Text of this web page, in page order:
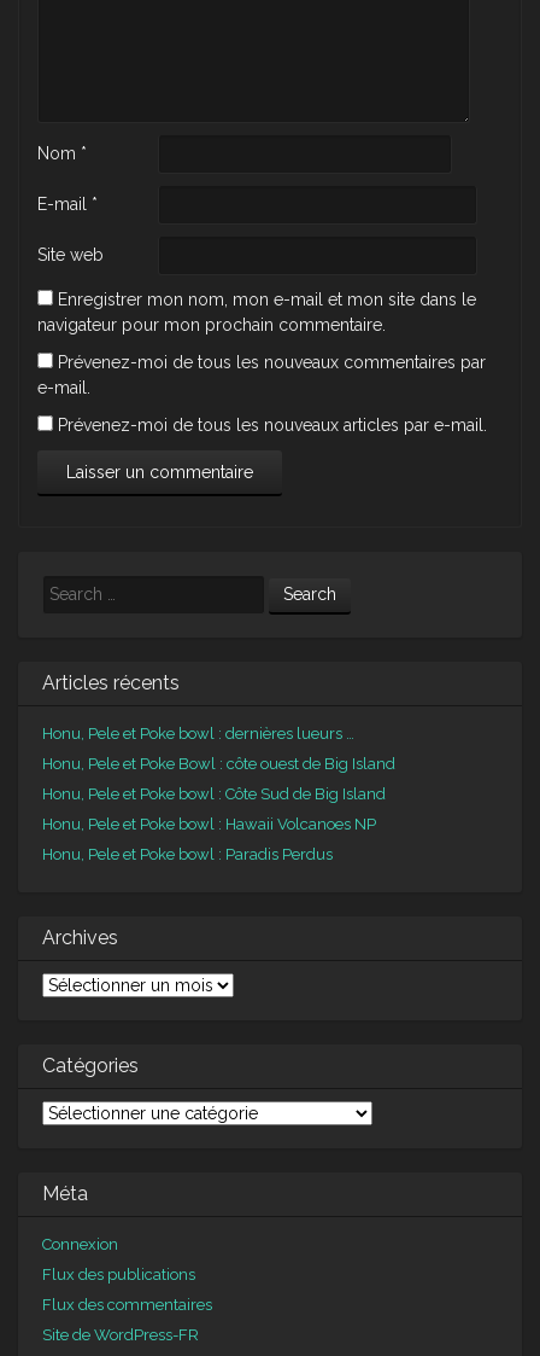
Nom *
E-mail *
Site web
Enregistrer mon nom, mon e-mail et mon site dans le
navigateur pour mon prochain commentaire.
Prévenez-moi de tous les nouveaux commentaires par
e-mail.
Prévenez-moi de tous les nouveaux articles par e-mail.
Search
Articles récents
Honu, Pele et Poke bowl : dernières lueurs …
Honu, Pele et Poke Bowl : côte ouest de Big Island
Honu, Pele et Poke bowl : Côte Sud de Big Island
Honu, Pele et Poke bowl : Hawaii Volcanoes NP
Honu, Pele et Poke bowl : Paradis Perdus
Archives
Archives
Catégories
Catégories
Méta
Connexion
Flux des publications
Flux des commentaires
Site de WordPress-FR